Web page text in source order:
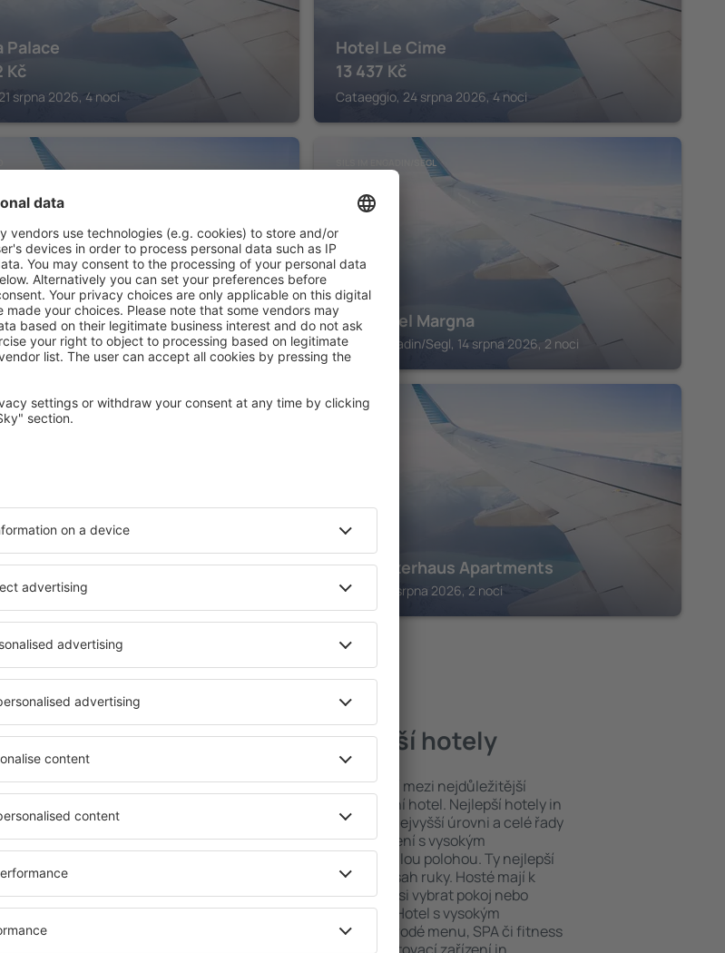
Palace
Kč
srpna 2026, 4 noci
Hotel Le Cime
13 437 Kč
Cataeggio, 24 srpna 2026, 4 noci
14 srpna 2026, 2 noci
SILS IM ENGADIN/SEGL
Parkhotel Margna
Sils im Engadin/Segl, 14 srpna 2026, 2 noci
srpna 2026, 2 noci
MALOJA
Schweizerhaus Apartments
Maloja, 14 srpna 2026, 2 noci
více hotelů in Promontogno
a
na vás čeká
a
platby a
tak i v
ale i
Promontogno – nejlepší hotely
Komplexní služby a výhodná poloha patří mezi nejdůležitější
kritéria, která musí splnit každý exklusivní hotel. Nejlepší hotely in
Promontogno jsou zárukou obsluhy na nejvyšší úrovni a celé řady
dalších výhod pro hosty. Ubytovací zařízení s vysokým
standardem se mohou pochlubit dokonalou polohou. Ty nejlepší
atrakce in Promontogno tak máte na dosah ruky. Hosté mají k
dispozici i bezplatné parkování a mohou si vybrat pokoj nebo
apartmán přesně podle svých představ. Hotel s vysokým
standardem znamená mimo jiné i různorodé menu, SPA či fitness